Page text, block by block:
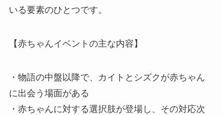
いる要素のひとつです。
【赤ちゃんイベントの主な内容】
・物語の中盤以降で、カイトとシズクが赤ちゃん
に出会う場面がある
・赤ちゃんに対する選択肢が登場し、その対応次